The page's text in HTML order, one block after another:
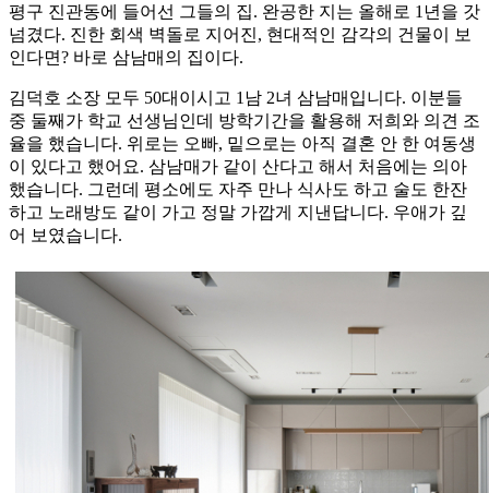
평구 진관동에 들어선 그들의 집. 완공한 지는 올해로 1년을 갓
넘겼다. 진한 회색 벽돌로 지어진, 현대적인 감각의 건물이 보
인다면? 바로 삼남매의 집이다.
김덕호 소장 모두 50대이시고 1남 2녀 삼남매입니다. 이분들
중 둘째가 학교 선생님인데 방학기간을 활용해 저희와 의견 조
율을 했습니다. 위로는 오빠, 밑으로는 아직 결혼 안 한 여동생
이 있다고 했어요. 삼남매가 같이 산다고 해서 처음에는 의아
했습니다. 그런데 평소에도 자주 만나 식사도 하고 술도 한잔
하고 노래방도 같이 가고 정말 가깝게 지낸답니다. 우애가 깊
어 보였습니다.